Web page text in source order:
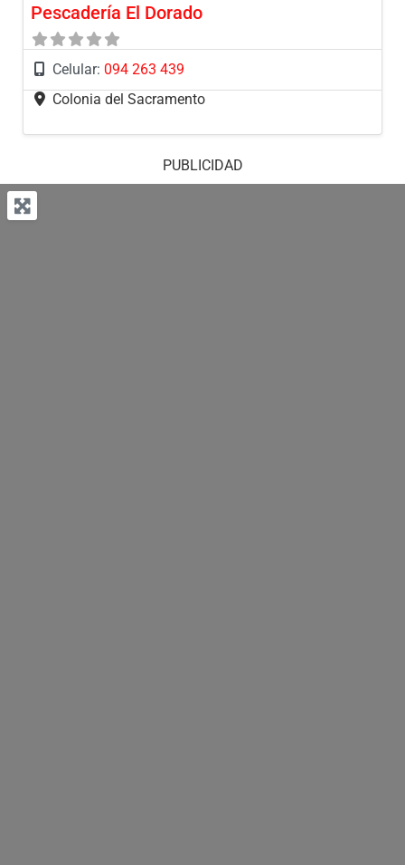
Pescadería El Dorado
Celular: 094 263 439
Colonia del Sacramento
PUBLICIDAD